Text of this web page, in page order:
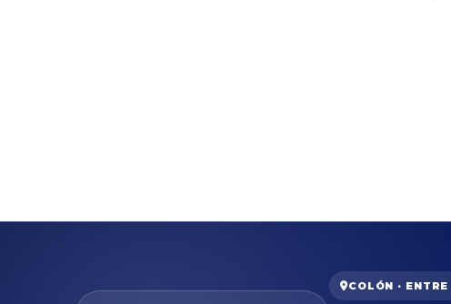
COLÓN ·